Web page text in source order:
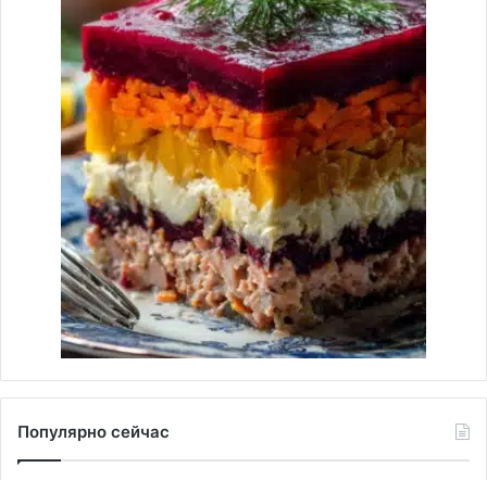
Популярно сейчас